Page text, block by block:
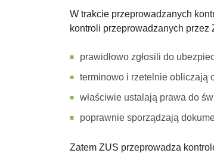
W trakcie przeprowadzanych
kontroli przeprowadzanych przez
prawidłowo zgłosili do
terminowo i rzetelnie obliczają
właściwie ustalają prawa do
poprawnie sporządzają
Zatem ZUS przeprowadza